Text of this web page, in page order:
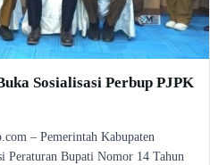
Sosialisasi Perbup PJPK
– Pemerintah Kabupaten
Peraturan Bupati Nomor 14 Tahun